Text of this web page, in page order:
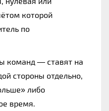
которой
по
команд — ставят на
стороны отдельно,
либо
время.